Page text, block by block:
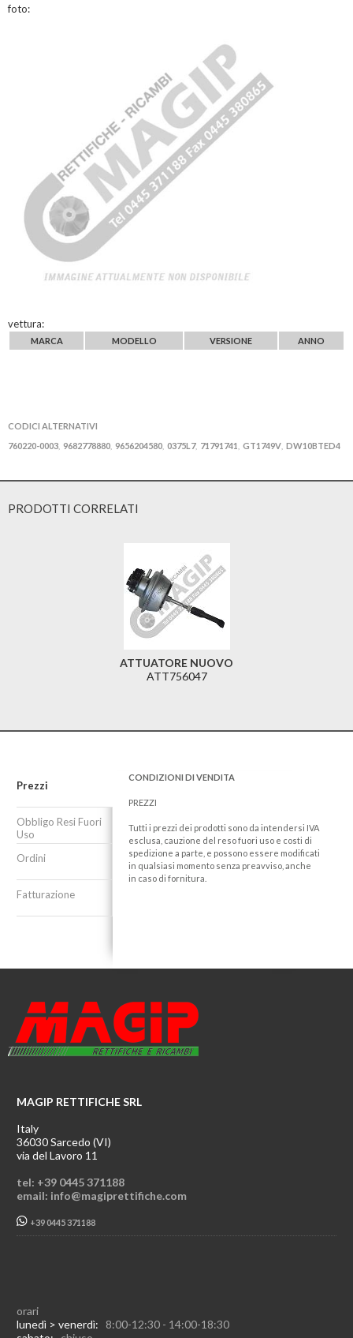
foto:
vettura:
MARCA MODELLO VERSIONE ANNO
CODICI ALTERNATIVI
760220-0003 9682778880 9656204580 0375L7, 71791741 GT1749V DW10BTED4
PRODOTTI CORRELATI
ATTUATORE NUOVO
ATT756047
Prezzi
Obbligo Resi Fuori
Uso
Ordini
Fatturazione
CONDIZIONI DI VENDITA
PREZZI
Tutti i prezzi dei prodotti sono da intendersi IVA
esclusa, cauzione del reso fuori uso e costi di
spedizione a parte, e possono essere modificati
in qualsiasi momento senza preavviso, anche
in caso di fornitura.
MAGIP RETTIFICHE SRL
Italy
36030 Sarcedo (VI)
via del Lavoro 11
tel: +39 0445 371188
email: info@magiprettifiche.com
+39 0445 371188
orari
lunedì > venerdì: 8:00-12:30 - 14:00-18:30